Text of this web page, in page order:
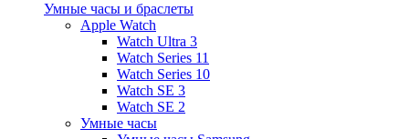
Умные часы и браслеты
Apple Watch
Watch Ultra 3
Watch Series 11
Watch Series 10
Watch SE 3
Watch SE 2
Умные часы